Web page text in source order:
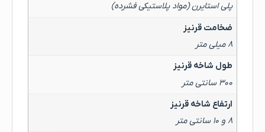
پلی استایرن (مواد پلاستیکی فشرده)
ضخامت قرنیز
۸ میلی متر
طول شاخه قرنیز
۳۰۰ سانتی متر
ارتفاع شاخه قرنیز
۸ و ۱۰ سانتی متر